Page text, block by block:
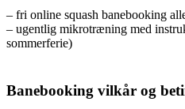
– fri online squash banebooking
– ugentlig mikrotræning med
sommerferie)
Banebooking vilkår og